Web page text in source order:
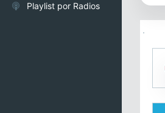
Cumbia
Playlist por Radios